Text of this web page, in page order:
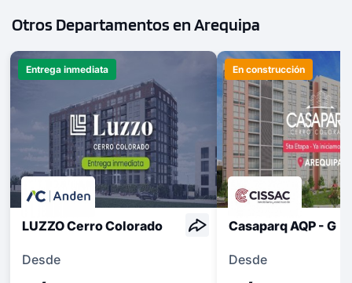
Otros Departamentos en Arequipa
Entrega inmediata
LUZZO Cerro Colorado
Desde
En construcción
Casaparq AQP - G
Desde